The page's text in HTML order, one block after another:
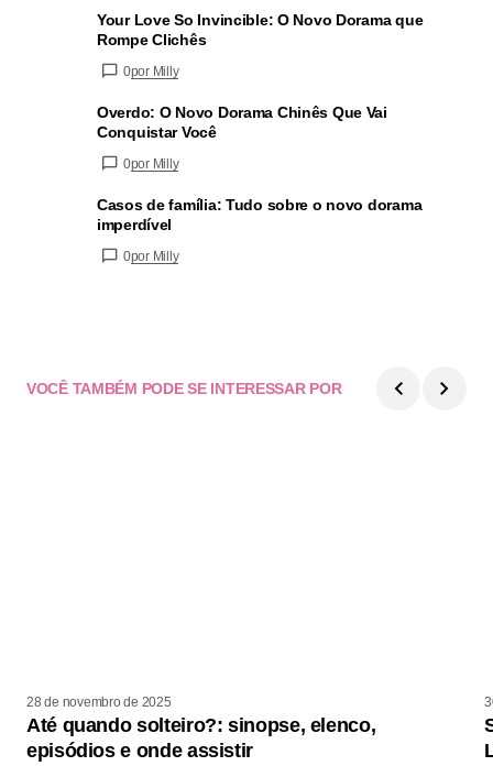
Your Love So Invincible: O Novo Dorama que
Rompe Clichês
0por Milly
Overdo: O Novo Dorama Chinês Que Vai
Conquistar Você
0por Milly
Casos de família: Tudo sobre o novo dorama
imperdível
0por Milly
VOCÊ TAMBÉM PODE SE INTERESSAR POR
28 de novembro de 2025
Até quando solteiro?: sinopse, elenco,
episódios e onde assistir